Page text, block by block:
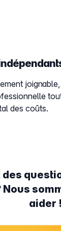
des coûts.
des
aider !